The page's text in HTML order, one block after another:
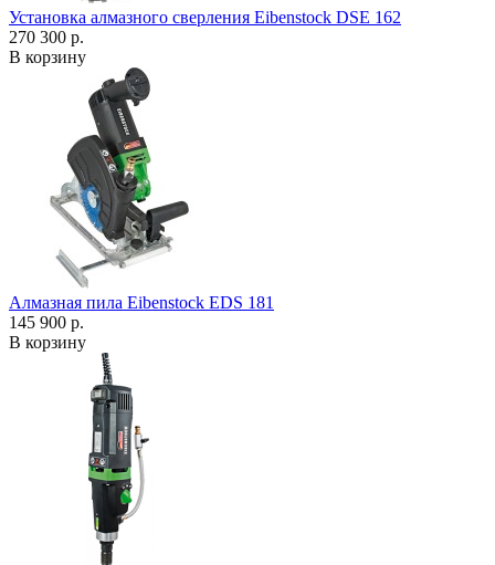
Установка алмазного сверления Eibenstock DSE 162
270 300 р.
В корзину
Алмазная пила Eibenstock EDS 181
145 900 р.
В корзину